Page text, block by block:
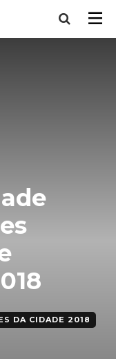
DA CIDADE 2018